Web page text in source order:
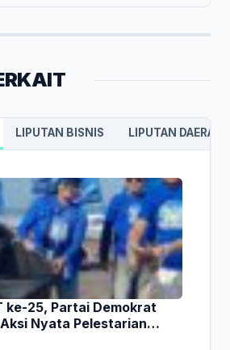
LIPUTAN BISNIS LIPUTAN DAERAH
ke-25, Partai Demokrat
Nyata Pelestarian